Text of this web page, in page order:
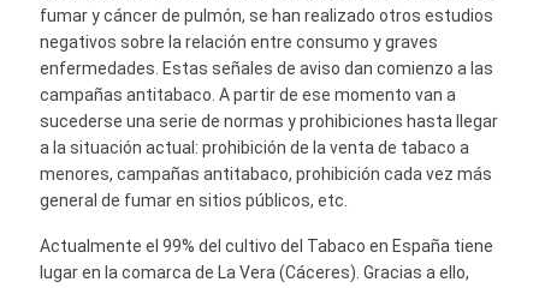
fumar y cáncer de pulmón, se han realizado otros estudios
negativos sobre la relación entre consumo y graves
enfermedades. Estas señales de aviso dan comienzo a las
campañas antitabaco. A partir de ese momento van a
sucederse una serie de normas y prohibiciones hasta llegar
a la situación actual: prohibición de la venta de tabaco a
menores, campañas antitabaco, prohibición cada vez más
general de fumar en sitios públicos, etc.
Actualmente el 99% del cultivo del Tabaco en España tiene
lugar en la comarca de La Vera (Cáceres). Gracias a ello,